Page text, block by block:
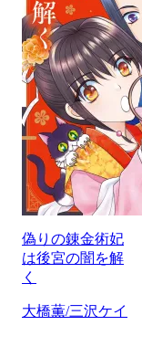
偽りの錬金術妃
は後宮の闇を解
く
大橋薫/三沢ケイ